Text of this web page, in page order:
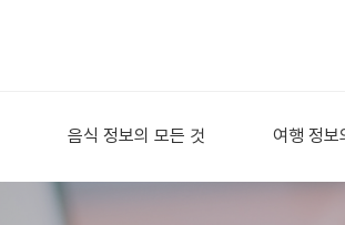
음식 정보의 모든 것 여행 정보